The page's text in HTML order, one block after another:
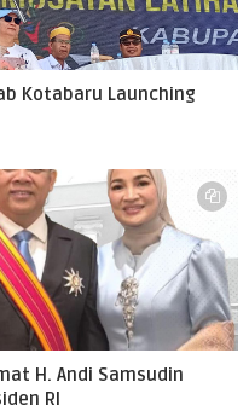
Kotabaru Launching
H. Andi Samsudin
RI